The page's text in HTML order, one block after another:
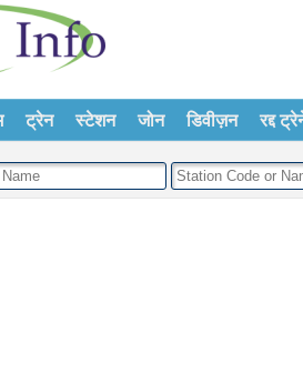
ट्रेन स्टेशन जोन डिवीज़न रद्द